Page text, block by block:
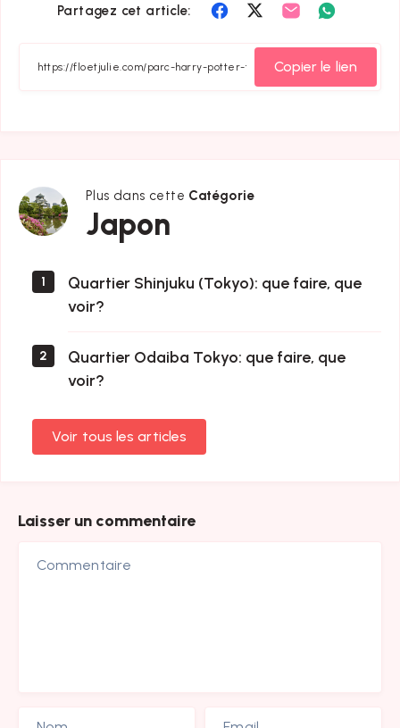
Partagez cet article:
Partager
Facebook
Partager
Twitter
Partager
Email Whatsapp
Copier le lien
Plus dans cette Catégorie
Japon
Japon
1
Quartier Shinjuku (Tokyo): que faire, que
voir?
2
Quartier Odaiba Tokyo: que faire, que
voir?
Voir tous les articles
Laisser un commentaire